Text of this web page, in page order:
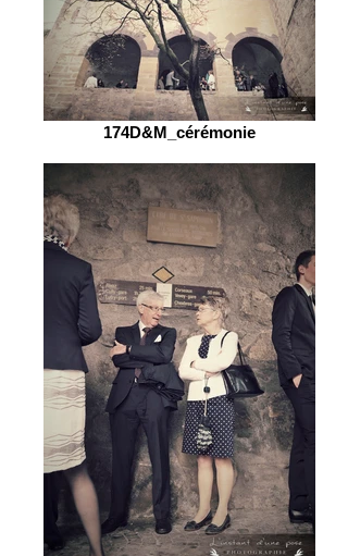
174D&M_cérémonie